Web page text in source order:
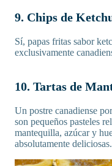
9. Chips de
Sí, papas fritas sabor
exclusivamente
10. Tartas de
Un postre canadiense
son pequeños pasteles
mantequilla, azúcar y
absolutamente deliciosas.